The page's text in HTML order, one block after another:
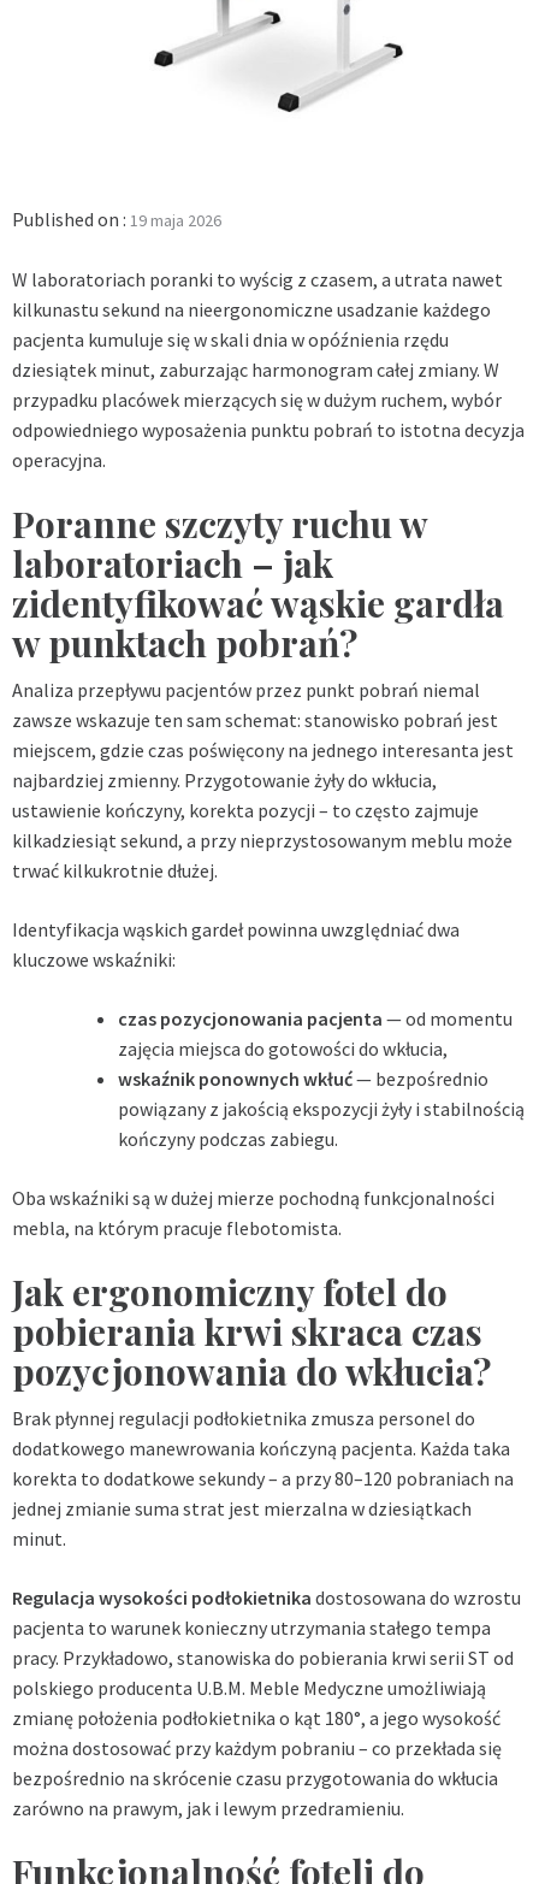
Published on : 19 maja 2026
W laboratoriach poranki to wyścig z czasem, a utrata nawet
kilkunastu sekund na nieergonomiczne usadzanie każdego
pacjenta kumuluje się w skali dnia w opóźnienia rzędu
dziesiątek minut, zaburzając harmonogram całej zmiany. W
przypadku placówek mierzących się w dużym ruchem, wybór
odpowiedniego wyposażenia punktu pobrań to istotna decyzja
operacyjna.
Poranne szczyty ruchu w
laboratoriach – jak
zidentyfikować wąskie gardła
w punktach pobrań?
Analiza przepływu pacjentów przez punkt pobrań niemal
zawsze wskazuje ten sam schemat: stanowisko pobrań jest
miejscem, gdzie czas poświęcony na jednego interesanta jest
najbardziej zmienny. Przygotowanie żyły do wkłucia,
ustawienie kończyny, korekta pozycji – to często zajmuje
kilkadziesiąt sekund, a przy nieprzystosowanym meblu może
trwać kilkukrotnie dłużej.
Identyfikacja wąskich gardeł powinna uwzględniać dwa
kluczowe wskaźniki:
czas pozycjonowania pacjenta — od momentu
zajęcia miejsca do gotowości do wkłucia,
wskaźnik ponownych wkłuć— bezpośrednio
powiązany z jakością ekspozycji żyły i stabilnością
kończyny podczas zabiegu.
Oba wskaźniki są w dużej mierze pochodną funkcjonalności
mebla, na którym pracuje flebotomista.
Jak ergonomiczny fotel do
pobierania krwi skraca czas
pozycjonowania do wkłucia?
Brak płynnej regulacji podłokietnika zmusza personel do
dodatkowego manewrowania kończyną pacjenta. Każda taka
korekta to dodatkowe sekundy – a przy 80–120 pobraniach na
jednej zmianie suma strat jest mierzalna w dziesiątkach
minut.
Regulacja wysokości podłokietnika dostosowana do wzrostu
pacjenta to warunek konieczny utrzymania stałego tempa
pracy. Przykładowo, stanowiska do pobierania krwi serii ST od
polskiego producenta U.B.M. Meble Medyczne umożliwiają
zmianę położenia podłokietnika o kąt 180°, a jego wysokość
można dostosować przy każdym pobraniu – co przekłada się
bezpośrednio na skrócenie czasu przygotowania do wkłucia
zarówno na prawym, jak i lewym przedramieniu.
Funkcjonalność foteli do